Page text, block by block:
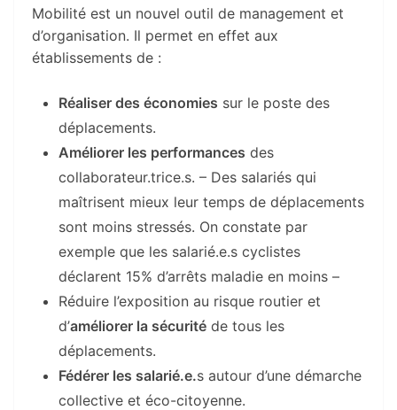
Mobilité est un nouvel outil de management et
d’organisation. Il permet en effet aux
établissements de :
Réaliser des économies sur le poste des
déplacements.
Améliorer les performances des
collaborateur.trice.s. – Des salariés qui
maîtrisent mieux leur temps de déplacements
sont moins stressés. On constate par
exemple que les salarié.e.s cyclistes
déclarent 15% d’arrêts maladie en moins –
Réduire l’exposition au risque routier et
d’améliorer la sécurité de tous les
déplacements.
Fédérer les salarié.e.s autour d’une démarche
collective et éco-citoyenne.